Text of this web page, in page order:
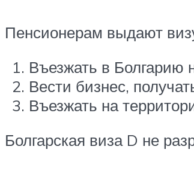
Пенсионерам выдают
Въезжать в Болгарию
Вести бизнес,
Въезжать на
Болгарская виза D не